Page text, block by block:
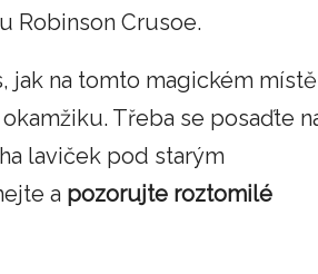
Robinson Crusoe.
jak na tomto magickém místě
Třeba se posaďte
laviček pod starým
a pozorujte roztomilé